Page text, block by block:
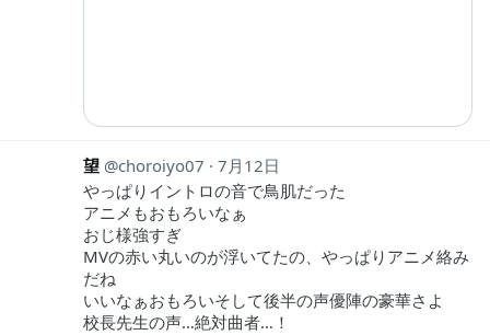
望 choroiyo07
7月12日
やっぱりイントロの音で鳥肌だった
アニメもおもろいなぁ
おじ様強すぎ
MVの赤い丸いのが浮いてたの、やっぱりアニメ絡み
だね
いいなぁおもろいそして後半の声優陣の豪華さよ
校長先生の声…絶対曲者…！